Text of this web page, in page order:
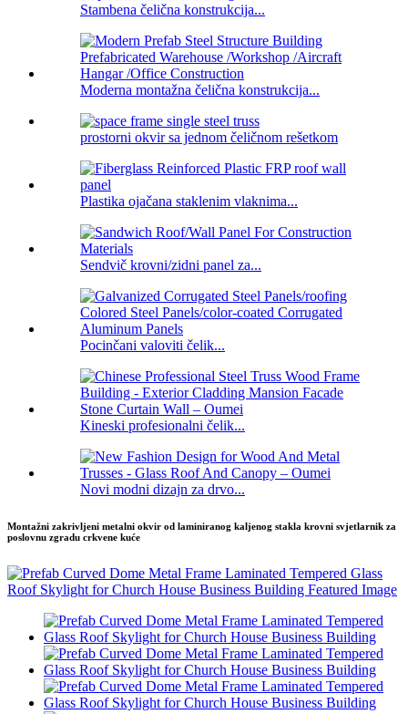
Stambena čelična konstrukcija...
Moderna montažna čelična konstrukcija...
prostorni okvir sa jednom čeličnom rešetkom
Plastika ojačana staklenim vlaknima...
Sendvič krovni/zidni panel za...
Pocinčani valoviti čelik...
Kineski profesionalni čelik...
Novi modni dizajn za drvo...
Montažni zakrivljeni metalni okvir od laminiranog kaljenog stakla krovni svjetlarnik za
poslovnu zgradu crkvene kuće